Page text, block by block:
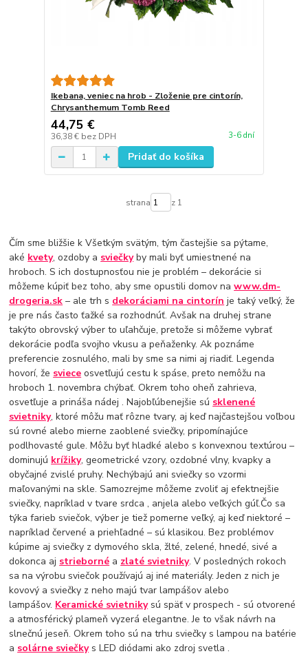
Ikebana, veniec na hrob - Zloženie pre cintorín,
Chrysanthemum Tomb Reed
44,75 €
36,38 € bez DPH 3-6 dní
Pridať do košíka
strana z 1
Čím sme bližšie k Všetkým svätým, tým častejšie sa pýtame,
aké kvety, ozdoby a sviečkyby mali byť umiestnené na
hroboch. S ich dostupnosťou nie je problém – dekorácie si
môžeme kúpiť bez toho, aby sme opustili domov nawww.dm-
drogeria.sk – ale trh s dekoráciami na cintorín je taký veľký, že
je pre nás často ťažké sa rozhodnúť. Avšak na druhej strane
takýto obrovský výber to uľahčuje, pretože si môžeme vybrať
dekorácie podľa svojho vkusu a peňaženky. Ak poznáme
preferencie zosnulého, mali by sme sa nimi aj riadiť. Legenda
hovorí, že sviece osvetľujú cestu k spáse, preto nemôžu na
hroboch 1. novembra chýbať. Okrem toho oheň zahrieva,
osvetľuje a prináša nádej . Najobľúbenejšie sú sklenené
svietniky, ktoré môžu mať rôzne tvary, aj keď najčastejšou voľbou
sú rovné alebo mierne zaoblené sviečky, pripomínajúce
podlhovasté gule. Môžu byť hladké alebo s konvexnou textúrou –
dominujú krížiky, geometrické vzory, ozdobné vlny, kvapky a
obyčajné zvislé pruhy. Nechýbajú ani sviečky so vzormi
maľovanými na skle. Samozrejme môžeme zvoliť aj efektnejšie
sviečky, napríklad v tvare srdca , anjela alebo veľkých gúľ.Čo sa
týka farieb sviečok, výber je tiež pomerne veľký, aj keď niektoré –
napríklad červené a priehľadné – sú klasikou. Bez problémov
kúpime aj sviečky z dymového skla, žlté, zelené, hnedé, sivé a
dokonca aj strieborné a zlaté svietniky. V posledných rokoch
sa na výrobu sviečok používajú aj iné materiály. Jeden z nich je
kovový a sviečky z neho majú tvar lampášov alebo
lampášov. Keramické svietnikysú späť v prospech - sú otvorené
a atmosférický plameň vyzerá elegantne. Je to však návrh na
slnečnú jeseň. Okrem toho sú na trhu sviečky s lampou na batérie
a solárne sviečkys LED diódami ako zdroj svetla .